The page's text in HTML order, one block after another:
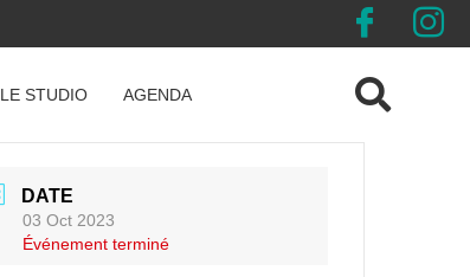
LE STUDIO AGENDA
DATE
03 Oct 2023
Événement terminé